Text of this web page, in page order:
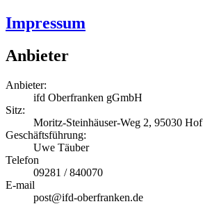
Impressum
Anbieter
Anbieter:
ifd Oberfranken gGmbH
Sitz:
Moritz-Steinhäuser-Weg 2, 95030 Hof
Geschäftsführung:
Uwe Täuber
Telefon
09281 / 840070
E-mail
post@ifd-oberfranken.de